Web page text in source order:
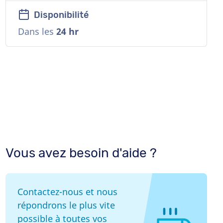
Disponibilité
Dans les 24 hr
Vous avez besoin d'aide ?
Contactez-nous et nous
répondrons le plus vite
possible à toutes vos